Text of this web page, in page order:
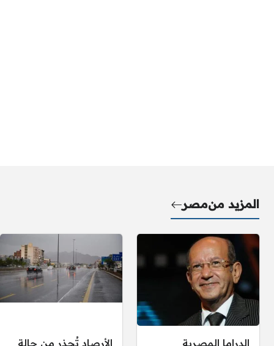
المزيد منمصر
الدراما المصرية الأرصاد تُحذر من حالة